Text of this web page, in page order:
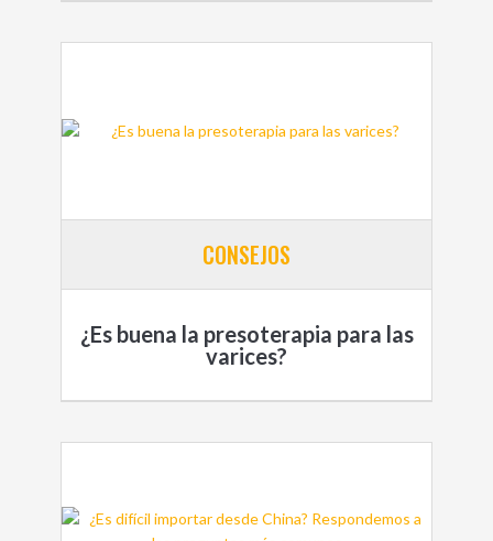
CONSEJOS
¿Es buena la presoterapia para las
varices?